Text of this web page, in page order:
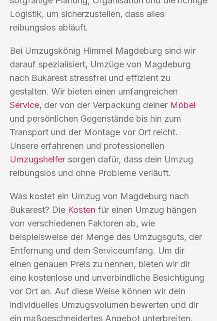
Logistik, um sicherzustellen, dass alles
reibungslos abläuft.
Bei Umzugskönig Himmel Magdeburg sind wir
darauf spezialisiert, Umzüge von Magdeburg
nach Bukarest stressfrei und effizient zu
gestalten. Wir bieten einen umfangreichen
Service, der von der Verpackung deiner Möbel
und persönlichen Gegenstände bis hin zum
Transport und der Montage vor Ort reicht.
Unsere erfahrenen und professionellen
Umzugshelfer sorgen dafür, dass dein Umzug
reibungslos und ohne Probleme verläuft.
Was kostet ein Umzug von Magdeburg nach
Bukarest? Die Kosten für einen Umzug hängen
von verschiedenen Faktoren ab, wie
beispielsweise der Menge des Umzugsguts, der
Entfernung und dem Serviceumfang. Um dir
einen genauen Preis zu nennen, bieten wir dir
eine kostenlose und unverbindliche Besichtigung
vor Ort an. Auf diese Weise können wir dein
individuelles Umzugsvolumen bewerten und dir
ein maßgeschneidertes Angebot unterbreiten.